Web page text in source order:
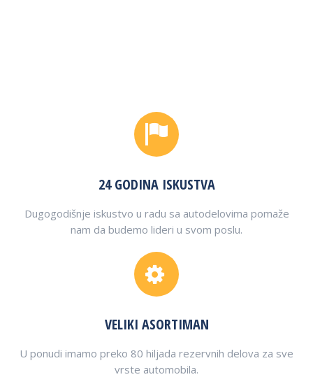
24 GODINA ISKUSTVA
Dugogodišnje iskustvo u radu sa autodelovima pomaže
nam da budemo lideri u svom poslu.
VELIKI ASORTIMAN
U ponudi imamo preko 80 hiljada rezervnih delova za sve
vrste automobila.